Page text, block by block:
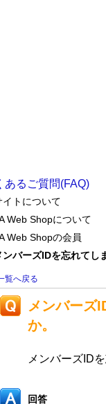
あるご質問(FAQ)
イトについて
Web Shopについて
Web Shopの会員
ンバーズIDを忘れてし
覧へ戻る
メンバーズ
か。
メンバーズID
回答